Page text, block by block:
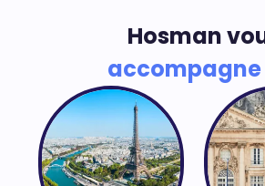
Hosman
accompagne